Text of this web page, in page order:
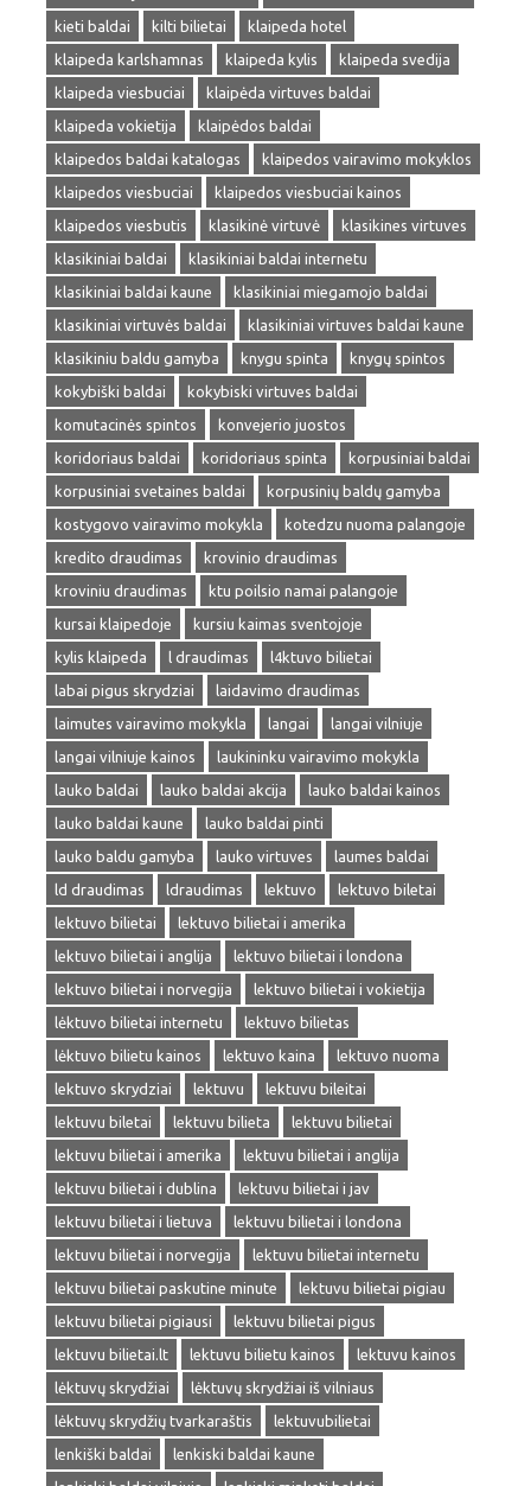
kieti baldai
kilti bilietai
klaipeda hotel
klaipeda karlshamnas
klaipeda kylis
klaipeda svedija
klaipeda viesbuciai
klaipėda virtuves baldai
klaipeda vokietija
klaipėdos baldai
klaipedos baldai katalogas
klaipedos vairavimo mokyklos
klaipedos viesbuciai
klaipedos viesbuciai kainos
klaipedos viesbutis
klasikinė virtuvė
klasikines virtuves
klasikiniai baldai
klasikiniai baldai internetu
klasikiniai baldai kaune
klasikiniai miegamojo baldai
klasikiniai virtuvės baldai
klasikiniai virtuves baldai kaune
klasikiniu baldu gamyba
knygu spinta
knygų spintos
kokybiški baldai
kokybiski virtuves baldai
komutacinės spintos
konvejerio juostos
koridoriaus baldai
koridoriaus spinta
korpusiniai baldai
korpusiniai svetaines baldai
korpusinių baldų gamyba
kostygovo vairavimo mokykla
kotedzu nuoma palangoje
kredito draudimas
krovinio draudimas
kroviniu draudimas
ktu poilsio namai palangoje
kursai klaipedoje
kursiu kaimas sventojoje
kylis klaipeda
l draudimas
l4ktuvo bilietai
labai pigus skrydziai
laidavimo draudimas
laimutes vairavimo mokykla
langai
langai vilniuje
langai vilniuje kainos
laukininku vairavimo mokykla
lauko baldai
lauko baldai akcija
lauko baldai kainos
lauko baldai kaune
lauko baldai pinti
lauko baldu gamyba
lauko virtuves
laumes baldai
ld draudimas
ldraudimas lektuvo
lektuvo biletai
lektuvo bilietai
lektuvo bilietai i amerika
lektuvo bilietai i anglija
lektuvo bilietai i londona
lektuvo bilietai i norvegija
lektuvo bilietai i vokietija
lėktuvo bilietai internetu
lektuvo bilietas
lėktuvo bilietu kainos
lektuvo kaina
lektuvo nuoma
lektuvo skrydziai
lektuvu
lektuvu bileitai
lektuvu biletai
lektuvu bilieta
lektuvu bilietai
lektuvu bilietai i amerika
lektuvu bilietai i anglija
lektuvu bilietai i dublina
lektuvu bilietai i jav
lektuvu bilietai i lietuva
lektuvu bilietai i londona
lektuvu bilietai i norvegija
lektuvu bilietai internetu
lektuvu bilietai paskutine minute
lektuvu bilietai pigiau
lektuvu bilietai pigiausi
lektuvu bilietai pigus
lektuvu bilietai.lt
lektuvu bilietu kainos
lektuvu kainos
lėktuvų skrydžiai
lėktuvų skrydžiai iš vilniaus
lėktuvų skrydžių tvarkaraštis
lektuvubilietai
lenkiški baldai
lenkiski baldai kaune